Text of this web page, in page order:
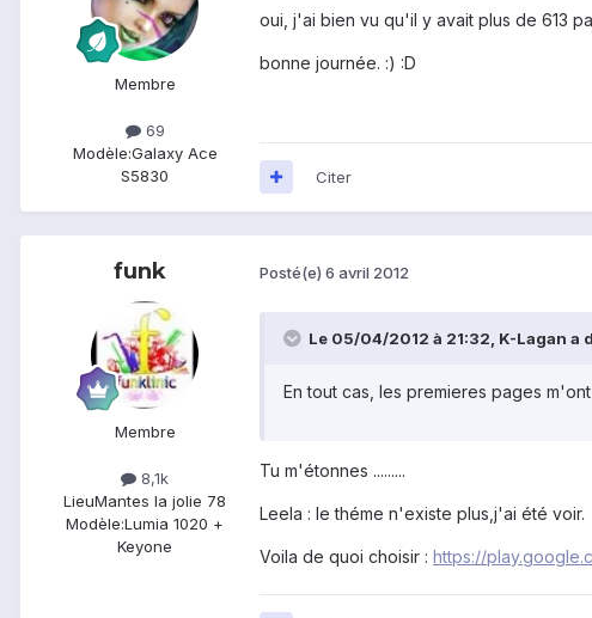
Membre
69
Modèle:Galaxy Ace
S5830
oui, j'ai bien vu qu'il y avait plus de 613
bonne journée. :) :D
Citer
funk
Membre
8,1k
LieuMantes la jolie 78
Modèle:Lumia 1020 +
Keyone
Posté(e) 6 avril 2012
Le 05/04/2012 à 21:32, K-Lagan a
En tout cas, les premieres pages
Tu m'étonnes .........
Leela : le théme n'existe plus,j'ai été voir.
Voila de quoi choisir : https://